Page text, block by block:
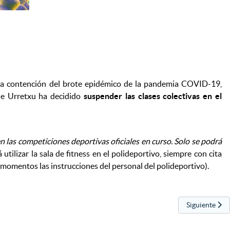
contención del brote epidémico de la pandemia COVID-19,
Urretxu ha decididosuspender las clases colectivas en el
las competiciones deportivas oficiales en curso. Solo se podrá
la sala de fitness en el polideportivo, siempre con cita
las instrucciones del personal del polideportivo).
Artículo
Siguiente